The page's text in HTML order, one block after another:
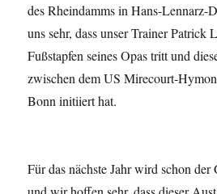
des Rheindamms in Hans-Lennarz-
uns sehr, dass unser Trainer Patrick
Fußstapfen seines Opas tritt und
zwischen dem US Mirecourt-
Bonn initiiert hat.
Für das nächste Jahr wird schon der